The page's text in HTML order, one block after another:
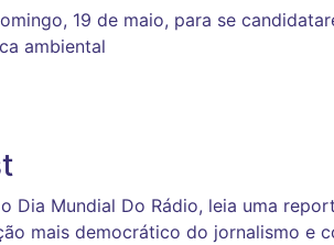
19 de maio, para se
ambiental
Dia Mundial Do Rádio, leia uma
mais democrático do jornalismo e